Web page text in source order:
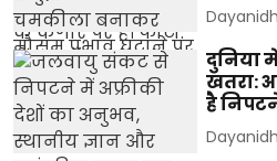
दुनिया
खतरा:
है